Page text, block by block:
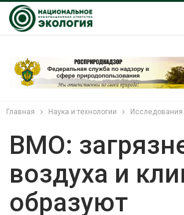
Главная Наука и технологии Исследования
ВМО:
воздуха и
образуют